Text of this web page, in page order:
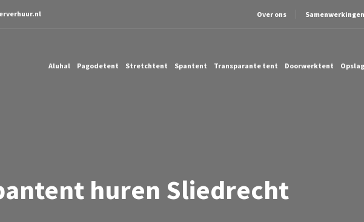
Over ons
Aluhal Pagodetent Stretchtent Spantent Transparante tent Doorwerktent
huren Sliedrecht